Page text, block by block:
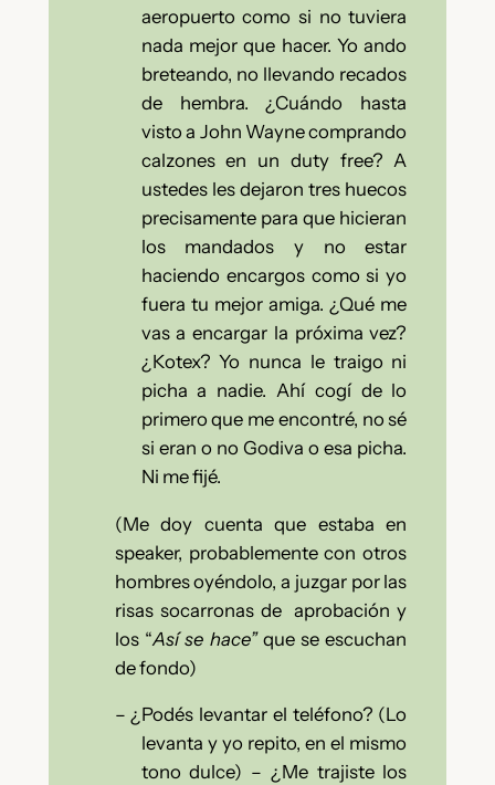
aeropuerto como si no tuviera
nada mejor que hacer. Yo ando
breteando, no llevando recados
de hembra. ¿Cuándo hasta
visto a John Wayne comprando
calzones en un duty free? A
ustedes les dejaron tres huecos
precisamente para que hicieran
los mandados y no estar
haciendo encargos como si yo
fuera tu mejor amiga. ¿Qué me
vas a encargar la próxima vez?
¿Kotex? Yo nunca le traigo ni
picha a nadie. Ahí cogí de lo
primero que me encontré, no sé
si eran o no Godiva o esa picha.
Ni me fijé.
(Me doy cuenta que estaba en
speaker, probablemente con otros
hombres oyéndolo, a juzgar por las
risas socarronas de aprobación y
los “Así se hace”que se escuchan
de fondo)
– ¿Podés levantar el teléfono? (Lo
levanta y yo repito, en el mismo
tono dulce) – ¿Me trajiste los